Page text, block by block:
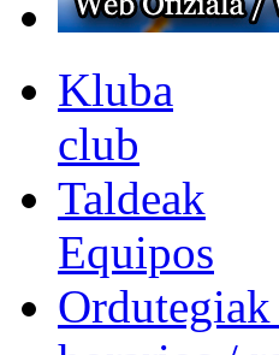
Kluba
club
Taldeak
Equipos